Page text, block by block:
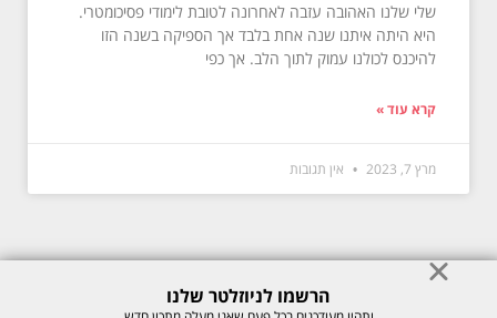
שלי שלנו האהובה עזבה לאחרונה לטובת לימודי פסיכומטרי.
היא היתה איתנו שנה אחת בלבד אך הספיקה בשנה הזו
להיכנס לכולנו עמוק לתוך הלב. אך כפי
קרא עוד »
מרץ 7, 2023 אין תגובות
© כל הזכויות לתוכן באתר שמורות למיכל רוזנבך 2026. אין להעתיק או לשכפלהרשמו לניוזלטר שלנו